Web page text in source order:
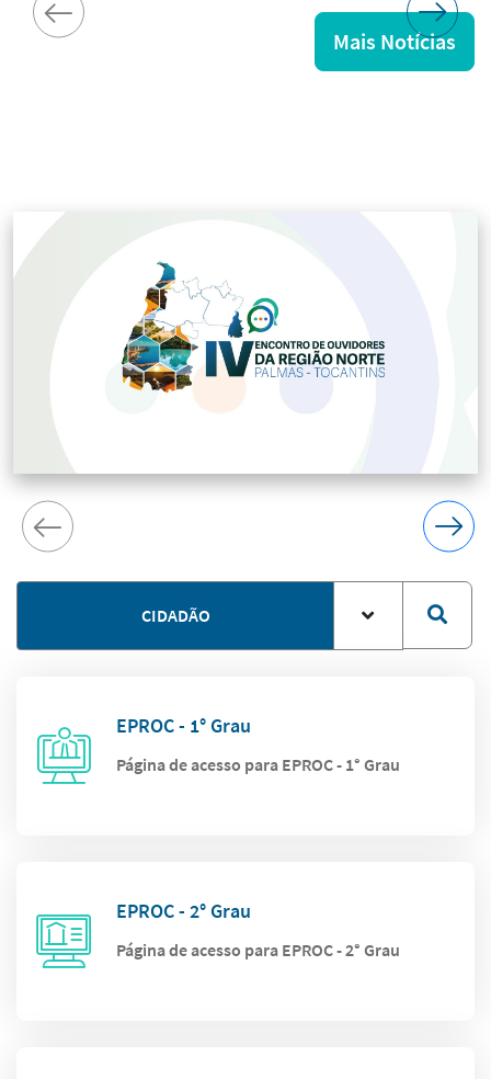
Mais Notícias
CIDADÃO
EPROC - 1° Grau
Página de acesso para EPROC - 1° Grau
EPROC - 2° Grau
Página de acesso para EPROC - 2° Grau